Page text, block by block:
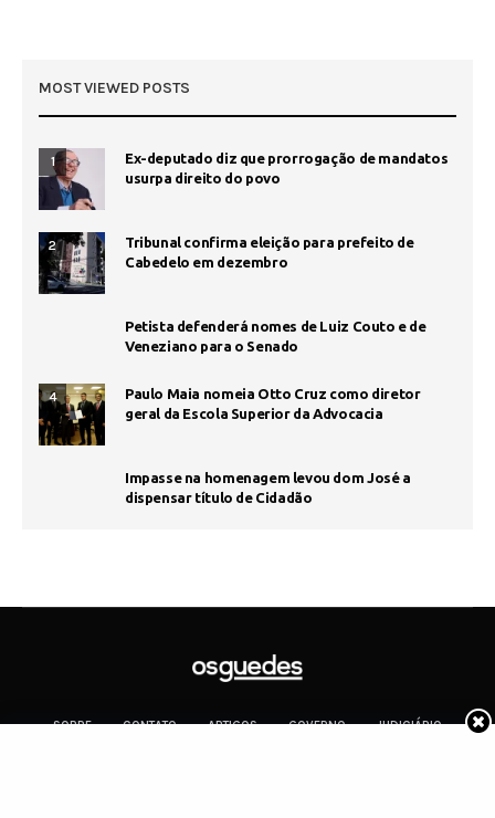
MOST VIEWED POSTS
1
Ex-deputado diz que prorrogação de mandatos
usurpa direito do povo
2
Tribunal confirma eleição para prefeito de
Cabedelo em dezembro
Petista defenderá nomes de Luiz Couto e de
Veneziano para o Senado
4
Paulo Maia nomeia Otto Cruz como diretor
geral da Escola Superior da Advocacia
Impasse na homenagem levou dom José a
dispensar título de Cidadão
SOBRE CONTATO ARTIGOS GOVERNO
JUDICIÁRIO